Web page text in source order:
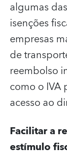
algumas
isenções
empresas
de
reembolso
como o IVA
acesso ao
Facilitar a
estímulo